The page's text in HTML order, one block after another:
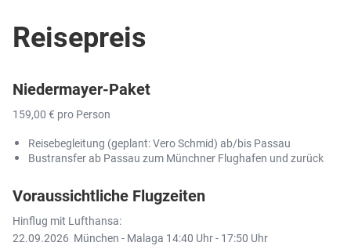
Reisepreis
Niedermayer-Paket
159,00 € pro Person
Reisebegleitung (geplant: Vero Schmid) ab/bis Passau
Bustransfer ab Passau zum Münchner Flughafen und zurück
Voraussichtliche Flugzeiten
Hinflug mit Lufthansa:
22.09.2026 München - Malaga 14:40 Uhr - 17:50 Uhr